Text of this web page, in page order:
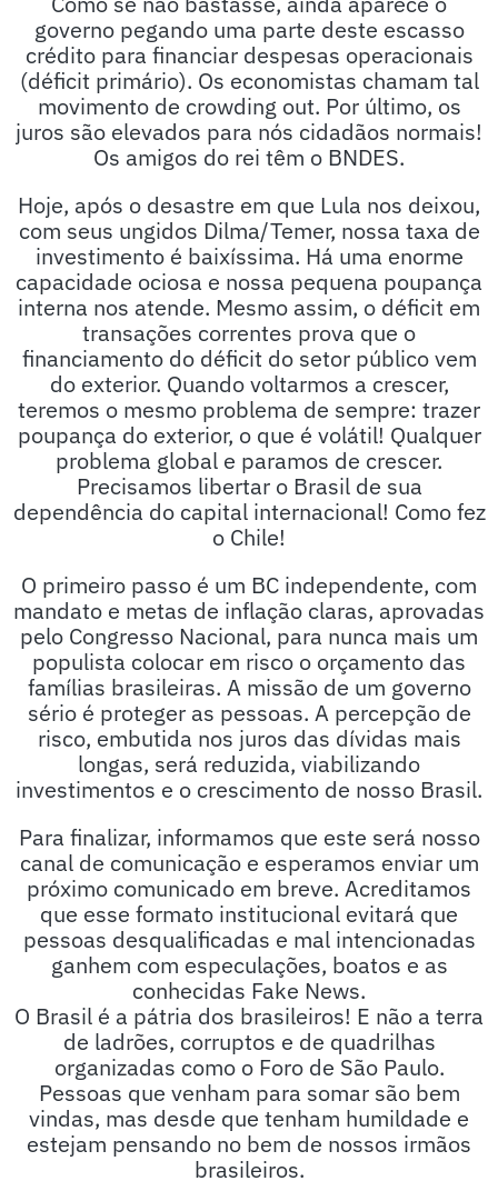
governo pegando uma parte deste escasso
crédito para financiar despesas operacionais
(déficit primário). Os economistas chamam tal
movimento de crowding out. Por último, os
juros são elevados para nós cidadãos normais!
Os amigos do rei têm o BNDES.
Hoje, após o desastre em que Lula nos deixou,
com seus ungidos Dilma/Temer, nossa taxa de
investimento é baixíssima. Há uma enorme
capacidade ociosa e nossa pequena poupança
interna nos atende. Mesmo assim, o déficit em
transações correntes prova que o
financiamento do déficit do setor público vem
do exterior. Quando voltarmos a crescer,
teremos o mesmo problema de sempre: trazer
poupança do exterior, o que é volátil! Qualquer
problema global e paramos de crescer.
Precisamos libertar o Brasil de sua
dependência do capital internacional! Como fez
o Chile!
O primeiro passo é um BC independente, com
mandato e metas de inflação claras, aprovadas
pelo Congresso Nacional, para nunca mais um
populista colocar em risco o orçamento das
famílias brasileiras. A missão de um governo
sério é proteger as pessoas. A percepção de
risco, embutida nos juros das dívidas mais
longas, será reduzida, viabilizando
investimentos e o crescimento de nosso Brasil.
Para finalizar, informamos que este será nosso
canal de comunicação e esperamos enviar um
próximo comunicado em breve. Acreditamos
que esse formato institucional evitará que
pessoas desqualificadas e mal intencionadas
ganhem com especulações, boatos e as
conhecidas Fake News.
O Brasil é a pátria dos brasileiros! E não a terra
de ladrões, corruptos e de quadrilhas
organizadas como o Foro de São Paulo.
Pessoas que venham para somar são bem
vindas, mas desde que tenham humildade e
estejam pensando no bem de nossos irmãos
brasileiros.